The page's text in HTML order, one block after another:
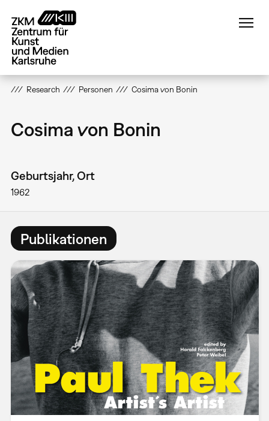
zum
Inhalt
Research Personen Cosima von Bonin
Cosima von Bonin
Geburtsjahr, Ort
1962
Publikationen